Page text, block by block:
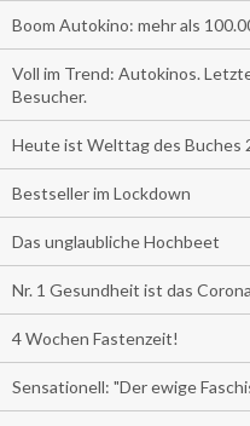
Boom Autokino: mehr als
Voll im Trend: Autokinos.
Besucher.
Heute ist Welttag des Buches
Bestseller im Lockdown
Das unglaubliche Hochbeet
Nr. 1 Gesundheit ist das
4 Wochen Fastenzeit!
Sensationell: "Der ewige